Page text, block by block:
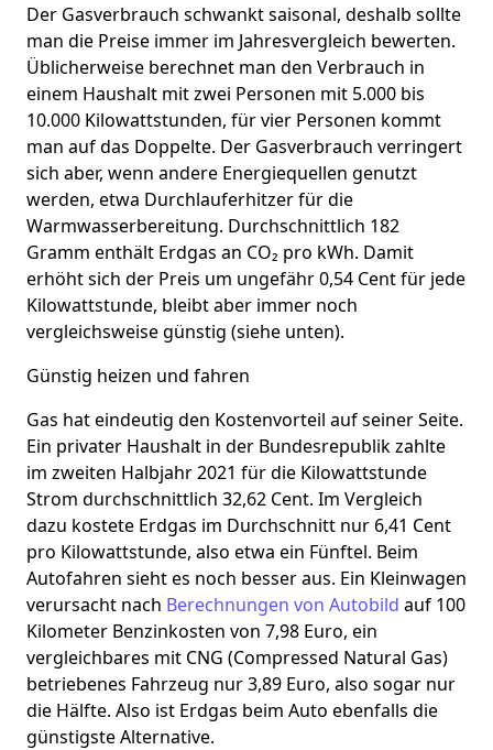
Der Gasverbrauch schwankt saisonal, deshalb sollte
man die Preise immer im Jahresvergleich bewerten.
Üblicherweise berechnet man den Verbrauch in
einem Haushalt mit zwei Personen mit 5.000 bis
10.000 Kilowattstunden, für vier Personen kommt
man auf das Doppelte. Der Gasverbrauch verringert
sich aber, wenn andere Energiequellen genutzt
werden, etwa Durchlauferhitzer für die
Warmwasserbereitung. Durchschnittlich 182
Gramm enthält Erdgas an CO₂ pro kWh. Damit
erhöht sich der Preis um ungefähr 0,54 Cent für jede
Kilowattstunde, bleibt aber immer noch
vergleichsweise günstig (siehe unten).
Günstig heizen und fahren
Gas hat eindeutig den Kostenvorteil auf seiner Seite.
Ein privater Haushalt in der Bundesrepublik zahlte
im zweiten Halbjahr 2021 für die Kilowattstunde
Strom durchschnittlich 32,62 Cent. Im Vergleich
dazu kostete Erdgas im Durchschnitt nur 6,41 Cent
pro Kilowattstunde, also etwa ein Fünftel. Beim
Autofahren sieht es noch besser aus. Ein Kleinwagen
verursacht nach Berechnungen von Autobild auf 100
Kilometer Benzinkosten von 7,98 Euro, ein
vergleichbares mit CNG (Compressed Natural Gas)
betriebenes Fahrzeug nur 3,89 Euro, also sogar nur
die Hälfte. Also ist Erdgas beim Auto ebenfalls die
günstigste Alternative.